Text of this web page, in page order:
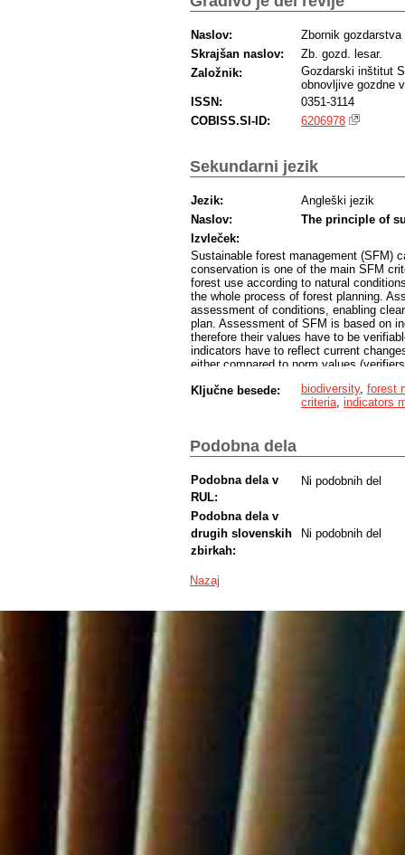
Naslov:
Zbornik
Skrajšan naslov:
Zb. gozd. lesar.
Založnik:
Gozdarski inštitut
obnovljive gozdne
ISSN:
0351-3114
COBISS.SI-ID:
6206978
Sekundarni jezik
Jezik:
Angleški jezik
Naslov:
The principle of
Izvleček:
Sustainable forest management (SFM)
conservation is one of the main SFM
forest use according to natural
the whole process of forest planning.
assessment of conditions, enabling
plan. Assessment of SFM is based on
therefore their values have to be
indicators have to reflect current
either compared to norm values
owners are involved into goal setting,
planning includes different forestry
Ključne besede: biodiversity, forest
criteria indicators
Podobna dela
Podobna dela v
RUL:
Ni podobnih del
Podobna dela v
drugih slovenskih
zbirkah:
Ni podobnih del
Nazaj